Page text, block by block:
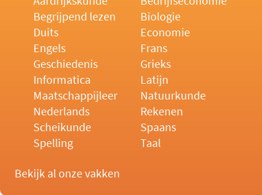
Begrijpend lezen
Biologie
Duits
Economie
Engels
Frans
Geschiedenis
Grieks
Informatica
Latijn
Maatschappijleer
Natuurkunde
Nederlands
Rekenen
Scheikunde
Spaans
Spelling
Taal
Bekijk al onze vakken